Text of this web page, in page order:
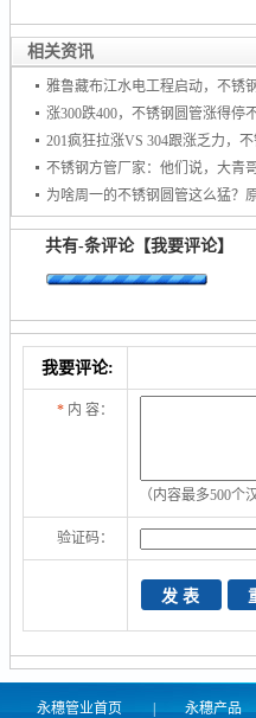
相关资讯
不锈钢方管厂家：他们说，大青
为啥周一的不锈钢圆管这么猛？
共有-条评论【我要评论】
我要评论:
* 内 容：
（内容最多500个
验证码：
永穗管业首页 永穗产品